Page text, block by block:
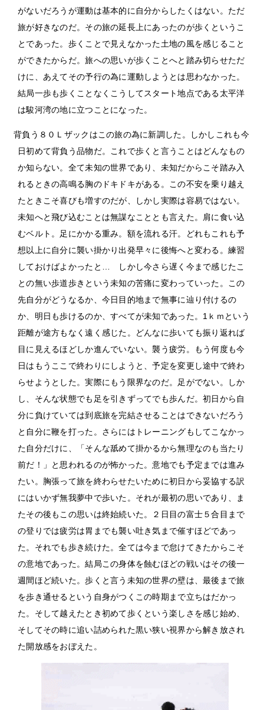
がないだろうが運動は基本的に自分からしたくはない。ただ
旅が好きなのだ。その旅の延長上にあったのが歩くというこ
とであった。歩くことで見えなかった土地の風を感じること
ができたからだ。旅への思いが歩くことへと踏み切らせただ
けに、あえてその予行の為に運動しようとは思わなかった。
結局一歩も歩くことなくこうしてスタート地点である太平洋
は駿河湾の地に立つことになった。
背負う８０Ｌザックはこの旅の為に新調した。しかしこれも今
日初めて背負う品物だ。これで歩くと言うことはどんなもの
か知らない。全て未知の世界であり、未知だからこそ踏み入
れるときの高鳴る胸のドキドキがある。この不安を乗り越え
たときこそ喜びも増すのだが、しかし実際は容易ではない。
未知へと飛び込むことは無謀なこととも言えた。肩に食い込
むベルト。足にかかる重み。額を流れる汗。どれもこれも予
想以上に自分に襲い掛かり出発早々に後悔へと変わる。練習
しておけばよかったと… しかし今さら遅く今まで感じたこ
との無い歩道歩きという未知の苦痛に変わっていった。この
先自分がどうなるか、今日目的地まで無事に辿り付けるの
か、明日も歩けるのか、すべてが未知であった。1ｋｍという
距離が途方もなく遠く感じた。どんなに歩いても振り返れば
目に見えるほどしか進んでいない。襲う疲労。もう何度も今
日はもうここで終わりにしようと、予定を変更し途中で終わ
らせようとした。実際にもう限界なのだ。足がでない。しか
し、そんな状態でも足を引きずってでも歩んだ。初日から自
分に負けていては到底旅を完結させることはできないだろう
と自分に鞭を打った。さらにはトレーニングもしてこなかっ
た自分だけに、「そんな舐めて掛かるから無理なのも当たり
前だ！」と思われるのが怖かった。意地でも予定までは進み
たい。胸張って旅を終わらせたいために初日から妥協する訳
にはいかず無我夢中で歩いた。それが最初の思いであり、ま
たその後もこの思いは終始続いた。２日目の富士５合目まで
の登りでは疲労は胃までも襲い吐き気まで催すほどであっ
た。それでも歩き続けた。全ては今まで怠けてきたからこそ
の意地であった。結局この身体を蝕むほどの戦いはその後一
週間ほど続いた。歩くと言う未知の世界の壁は、最後まで旅
を歩き通せるという自身がつくこの時期まで立ちはだかっ
た。そして越えたとき初めて歩くという楽しさを感じ始め、
そしてその時に追い詰められた黒い狭い視界から解き放され
た開放感をおぼえた。